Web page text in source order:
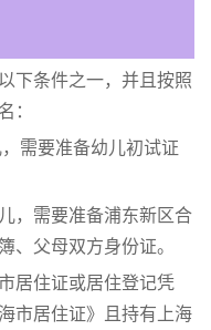
条件之一，并且按照
需要准备幼儿初试证
需要准备浦东新区合
、父母双方身份证。
住证或居住登记凭
市居住证》且持有上海